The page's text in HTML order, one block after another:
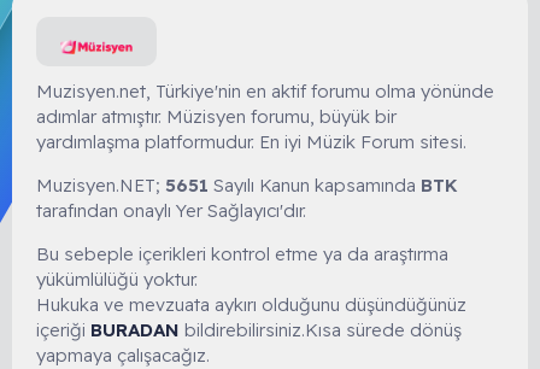
Muzisyen.net, Türkiye'nin en aktif forumu olma yönünde
adımlar atmıştır. Müzisyen forumu, büyük bir
yardımlaşma platformudur. En iyi Müzik Forum sitesi.
Muzisyen.NET; 5651 Sayılı Kanun kapsamında BTK
tarafından onaylı Yer Sağlayıcı'dır.
Bu sebeple içerikleri kontrol etme ya da araştırma
yükümlülüğü yoktur.
Hukuka ve mevzuata aykırı olduğunu düşündüğünüz
içeriği BURADAN bildirebilirsiniz.Kısa sürede dönüş
yapmaya çalışacağız.